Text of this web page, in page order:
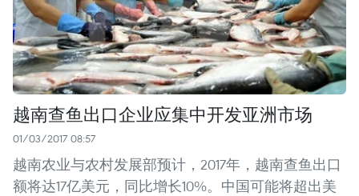
越南查鱼出口企业应集中开发亚洲市场
01/03/2017 08:57
越南农业与农村发展部预计，2017年，越南查鱼出口
额将达17亿美元，同比增长10%。中国可能将超出美